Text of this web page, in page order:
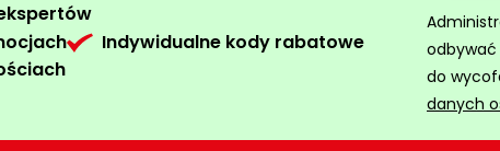
Indywidualne kody rabatowe
odbywać
do
danych